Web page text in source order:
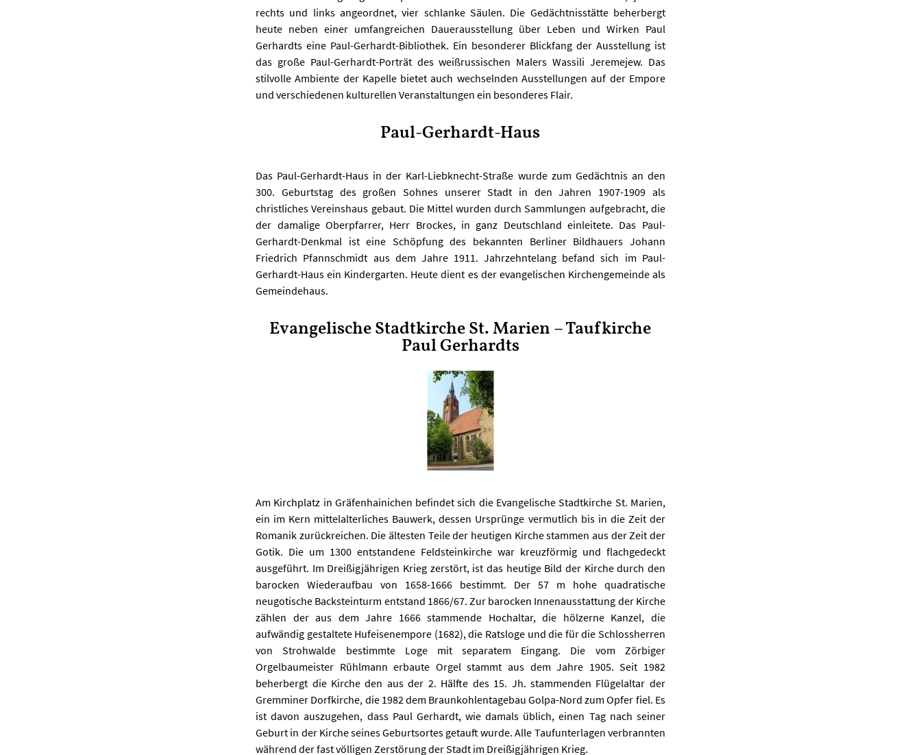
rechts und links angeordnet, vier schlanke Säulen. Die Gedächtnisstätte beherbergt
heute neben einer umfangreichen Dauerausstellung über Leben und Wirken Paul
Gerhardts eine Paul-Gerhardt-Bibliothek. Ein besonderer Blickfang der Ausstellung ist
das große Paul-Gerhardt-Porträt des weißrussischen Malers Wassili Jeremejew. Das
stilvolle Ambiente der Kapelle bietet auch wechselnden Ausstellungen auf der Empore
und verschiedenen kulturellen Veranstaltungen ein besonderes Flair.
Paul-Gerhardt-Haus
Das Paul-Gerhardt-Haus in der Karl-Liebknecht-Straße wurde zum Gedächtnis an den
300. Geburtstag des großen Sohnes unserer Stadt in den Jahren 1907-1909 als
christliches Vereinshaus gebaut. Die Mittel wurden durch Sammlungen aufgebracht, die
der damalige Oberpfarrer, Herr Brockes, in ganz Deutschland einleitete. Das Paul-
Gerhardt-Denkmal ist eine Schöpfung des bekannten Berliner Bildhauers Johann
Friedrich Pfannschmidt aus dem Jahre 1911. Jahrzehntelang befand sich im Paul-
Gerhardt-Haus ein Kindergarten. Heute dient es der evangelischen Kirchengemeinde als
Gemeindehaus.
Evangelische Stadtkirche St. Marien – Taufkirche
Paul Gerhardts
Am Kirchplatz in Gräfenhainichen befindet sich die Evangelische Stadtkirche St. Marien,
ein im Kern mittelalterliches Bauwerk, dessen Ursprünge vermutlich bis in die Zeit der
Romanik zurückreichen. Die ältesten Teile der heutigen Kirche stammen aus der Zeit der
Gotik. Die um 1300 entstandene Feldsteinkirche war kreuzförmig und flachgedeckt
ausgeführt. Im Dreißigjährigen Krieg zerstört, ist das heutige Bild der Kirche durch den
barocken Wiederaufbau von 1658-1666 bestimmt. Der 57 m hohe quadratische
neugotische Backsteinturm entstand 1866/67. Zur barocken Innenausstattung der Kirche
zählen der aus dem Jahre 1666 stammende Hochaltar, die hölzerne Kanzel, die
aufwändig gestaltete Hufeisenempore (1682), die Ratsloge und die für die Schlossherren
von Strohwalde bestimmte Loge mit separatem Eingang. Die vom Zörbiger
Orgelbaumeister Rühlmann erbaute Orgel stammt aus dem Jahre 1905. Seit 1982
beherbergt die Kirche den aus der 2. Hälfte des 15. Jh. stammenden Flügelaltar der
Gremminer Dorfkirche, die 1982 dem Braunkohlentagebau Golpa-Nord zum Opfer fiel. Es
ist davon auszugehen, dass Paul Gerhardt, wie damals üblich, einen Tag nach seiner
Geburt in der Kirche seines Geburtsortes getauft wurde. Alle Taufunterlagen verbrannten
während der fast völligen Zerstörung der Stadt im Dreißigjährigen Krieg.